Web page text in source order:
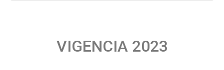
VIGENCIA 2023